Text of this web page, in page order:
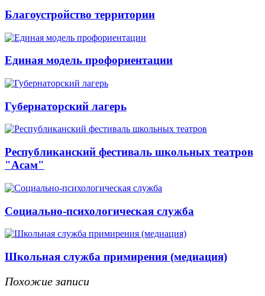
Благоустройство территории
Единая модель профориентации
Губернаторский лагерь
Республиканский фестиваль школьных театров
"Асам"
Социально-психологическая служба
Школьная служба примирения (медиация)
Похожие записи